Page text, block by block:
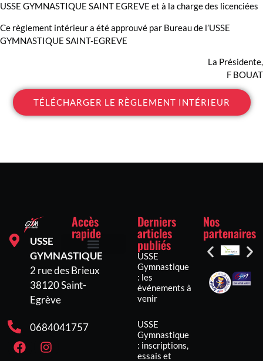
USSE GYMNASTIQUE SAINT EGREVE et à la charge des licenciées
Ce règlement intérieur a été approuvé par Bureau de l’USSE
GYMNASTIQUE SAINT-EGREVE
La Présidente,
F BOUAT
TÉLÉCHARGER LE RÈGLEMENT INTÉRIEUR
USSE
GYMNASTIQUE
2 rue des Brieux
38120 Saint-
Egrève
0684041757
Accès
rapide
Derniers
articles
publiés
USSE
Gymnastique
: les
événements à
venir
USSE
Gymnastique
: inscriptions,
essais et
Nos
partenaires